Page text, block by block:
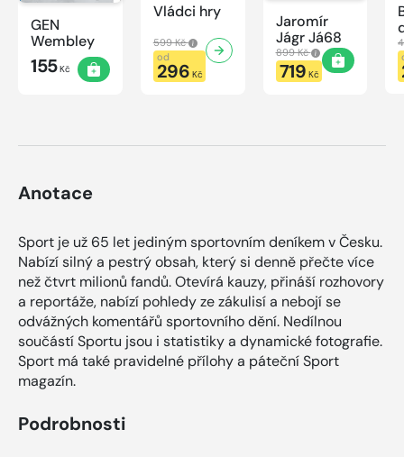
GEN
Wembley
155Kč
Vládci hry
599 Kč
od
296 Kč
Jaromír
Jágr Já68
899 Kč
719 Kč
Anotace
Sport je už 65 let jediným sportovním deníkem v Česku.
Nabízí silný a pestrý obsah, který si denně přečte více
než čtvrt milionů fandů. Otevírá kauzy, přináší rozhovory
a reportáže, nabízí pohledy ze zákulisí a nebojí se
odvážných komentářů sportovního dění. Nedílnou
součástí Sportu jsou i statistiky a dynamické fotografie.
Sport má také pravidelné přílohy a páteční Sport
magazín.
Podrobnosti